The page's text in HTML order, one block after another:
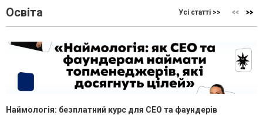
Освіта Усі статті >>
Наймологія: безплатний курс для CEO та фаундерів